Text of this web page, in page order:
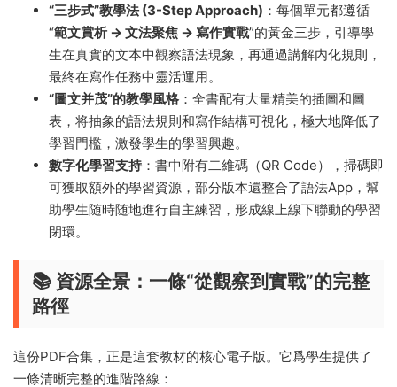
“三步式”教學法 (3-Step Approach) ：每個單元都遵循
“範文賞析 → 文法聚焦 → 寫作實戰”的黃金三步，引導學
生在真實的文本中觀察語法現象，再通過講解内化規則，
最終在寫作任務中靈活運用。
“圖文并茂”的教學風格 ：全書配有大量精美的插圖和圖
表，将抽象的語法規則和寫作結構可視化，極大地降低了
學習門檻，激發學生的學習興趣。
數字化學習支持：書中附有二維碼（QR Code），掃碼即
可獲取額外的學習資源，部分版本還整合了語法App，幫
助學生随時随地進行自主練習，形成線上線下聯動的學習
閉環。
📚 資源全景：一條“從觀察到實戰”的完整
路徑
這份PDF合集，正是這套教材的核心電子版。它爲學生提供了
一條清晰完整的進階路線：